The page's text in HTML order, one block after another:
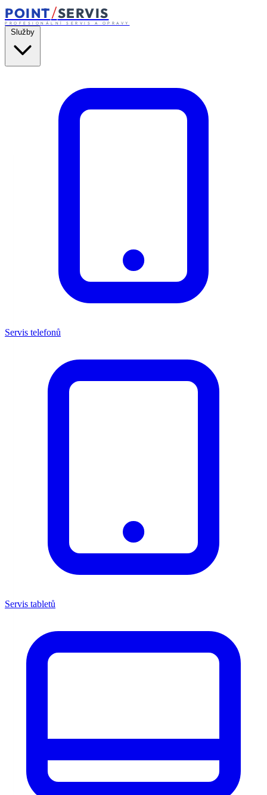
POINT/SERVIS
PROFESIONÁLNÍ SERVIS A OPRAVY
Služby
Servis telefonů
Servis tabletů